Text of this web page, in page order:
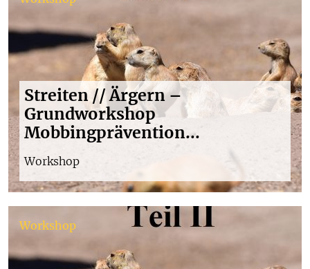
Streiten // Ärgern –
Grundworkshop
Mobbingprävention...
Workshop
Workshop